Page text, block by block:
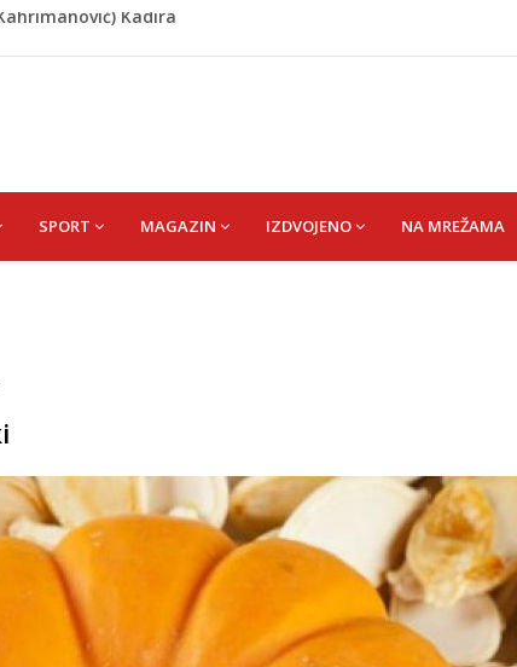
stigao u Bosanski Petrovac
i poslala poruku o Srebrenici: Kad svi priznamo genocid,
opet 'pržionica': BH Meteo najavljuje novi toplotni val
Kadira
SPORT MAGAZIN IZDVOJENO NA MREŽAMA